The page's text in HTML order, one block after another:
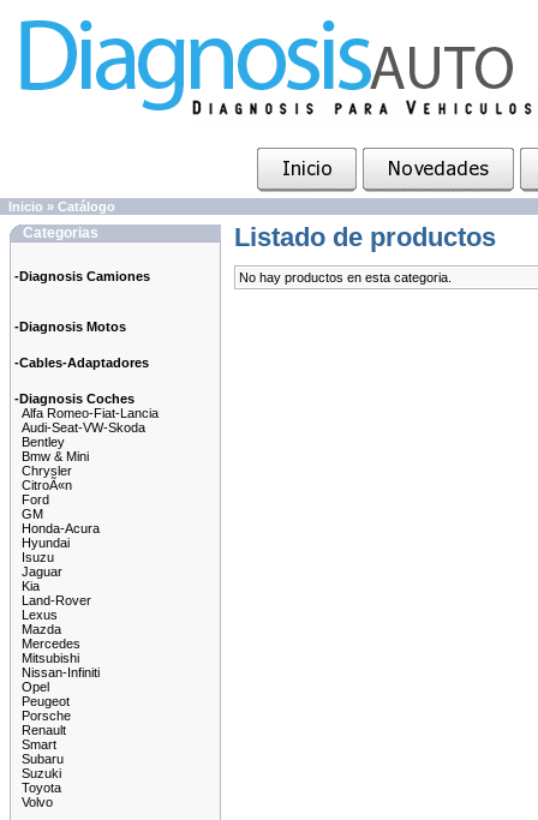
Inicio » Catálogo
Categorias
-Diagnosis Camiones
-Diagnosis Motos
-Cables-Adaptadores
-Diagnosis Coches
Alfa Romeo-Fiat-Lancia
Audi-Seat-VW-Skoda
Bentley
Bmw & Mini
Chrysler
CitroÃ«n
Ford
GM
Honda-Acura
Hyundai
Isuzu
Jaguar
Kia
Land-Rover
Lexus
Mazda
Mercedes
Mitsubishi
Nissan-Infiniti
Opel
Peugeot
Porsche
Renault
Smart
Subaru
Suzuki
Toyota
Volvo
Listado de productos
No hay productos en esta categoria.